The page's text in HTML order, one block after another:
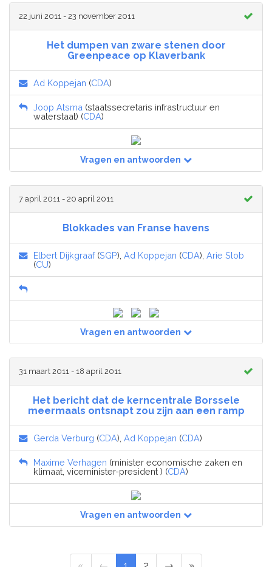
22 juni 2011 - 23 november 2011
Het dumpen van zware stenen door
Greenpeace op Klaverbank
Ad Koppejan (CDA)
Joop Atsma (staatssecretaris infrastructuur en
waterstaat) (CDA)
Vragen en antwoorden
7 april 2011 - 20 april 2011
Blokkades van Franse havens
Elbert Dijkgraaf(SGP), Ad Koppejan (CDA), Arie Slob
(CU)
Vragen en antwoorden
31 maart 2011 - 18 april 2011
Het bericht dat de kerncentrale Borssele
meermaals ontsnapt zou zijn aan een ramp
Gerda Verburg (CDA), Ad Koppejan (CDA)
Maxime Verhagen (minister economische zaken en
klimaat, viceminister-president ) (CDA)
Vragen en antwoorden